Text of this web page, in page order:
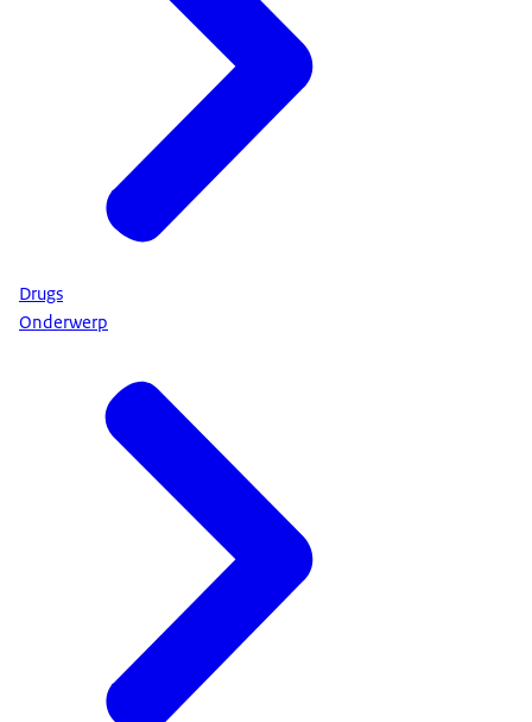
Drugs
Onderwerp